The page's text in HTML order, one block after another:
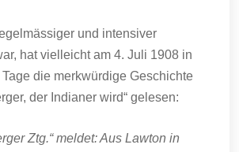
und intensiver
hat vielleicht am 4. Juli 1908 in
die merkwürdige Geschichte
der Indianer wird“ gelesen:
Ztg.“ meldet: Aus Lawton in